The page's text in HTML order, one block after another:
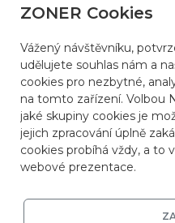
ZONER Cookies
Vážený návštěvníku,
udělujete souhlas nám a
cookies pro nezbytné,
na tomto zařízení. Volbou
jaké skupiny cookies je
jejich zpracování úplně
cookies probíhá vždy, a to
webové prezentace.